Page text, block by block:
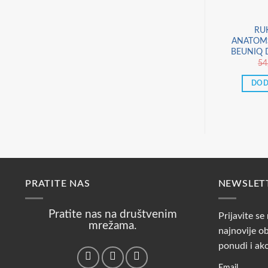
BEUNIQ
PRATITE NAS
Pratite nas na društvenim
mrežama.
Prijavite
najnovije
ponudi i